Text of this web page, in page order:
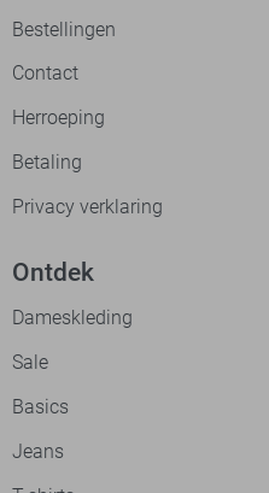
Bestellingen
Contact
Herroeping
Betaling
Privacy verklaring
Ontdek
Dameskleding
Sale
Basics
Jeans